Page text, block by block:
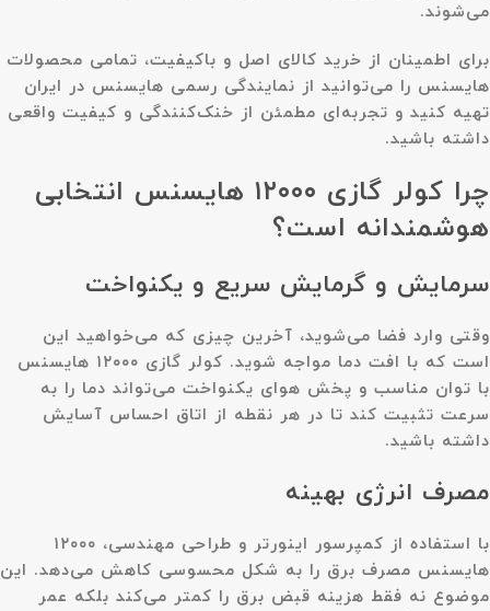
می‌شوند.
برای اطمینان از خرید کالای اصل و باکیفیت، تمامی محصولات
هایسنس را می‌توانید از نمایندگی رسمی هایسنس در ایران
تهیه کنید و تجربه‌ای مطمئن از خنک‌کنندگی و کیفیت واقعی
داشته باشید.
چرا کولر گازی ۱۲۰۰۰ هایسنس انتخابی
هوشمندانه است؟
سرمایش و گرمایش سریع و یکنواخت
وقتی وارد فضا می‌شوید، آخرین چیزی که می‌خواهید این
است که با افت دما مواجه شوید. کولر گازی ۱۲۰۰۰ هایسنس
با توان مناسب و پخش هوای یکنواخت می‌تواند دما را به
سرعت تثبیت کند تا در هر نقطه از اتاق احساس آسایش
داشته باشید.
مصرف انرژی بهینه
با استفاده از کمپرسور اینورتر و طراحی مهندسی، ۱۲۰۰۰
هایسنس مصرف برق را به شکل محسوسی کاهش می‌دهد. این
موضوع نه فقط هزینه قبض برق را کمتر می‌کند بلکه عمر